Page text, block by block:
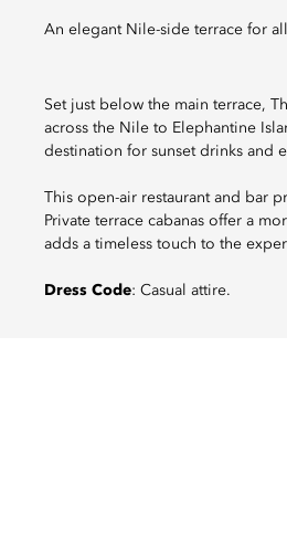
An elegant Nile-side terrace for
Set just below the main terrace,
across the Nile to Elephantine
destination for sunset drinks and
This open-air restaurant and bar
Private terrace cabanas offer a
adds a timeless touch to the
Dress Code: Casual attire.